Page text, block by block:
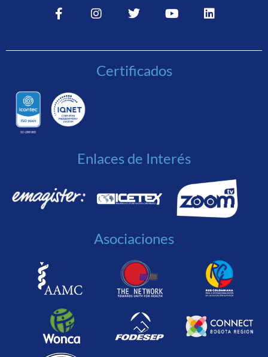
Certificados
Enlaces de Interés
Asociaciones